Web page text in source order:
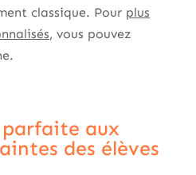
classique. Pour plus
, vous pouvez
aux
des élèves